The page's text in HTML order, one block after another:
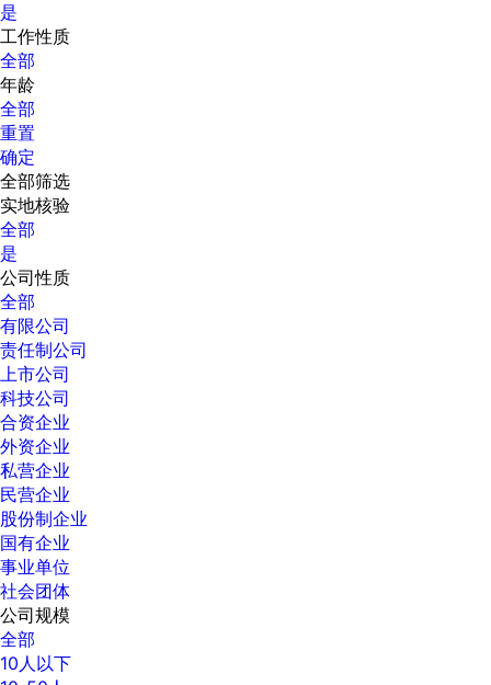
是
工作性质
全部
年龄
全部
重置
确定
全部筛选
实地核验
全部
是
公司性质
全部
有限公司
责任制公司
上市公司
科技公司
合资企业
外资企业
私营企业
民营企业
股份制企业
国有企业
事业单位
社会团体
公司规模
全部
10人以下